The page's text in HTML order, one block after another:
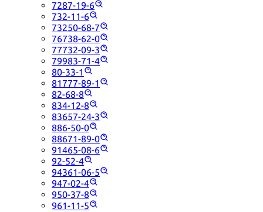
7287-19-6
732-11-6
73250-68-7
76738-62-0
77732-09-3
79983-71-4
80-33-1
81777-89-1
82-68-8
834-12-8
83657-24-3
886-50-0
88671-89-0
91465-08-6
92-52-4
94361-06-5
947-02-4
950-37-8
961-11-5